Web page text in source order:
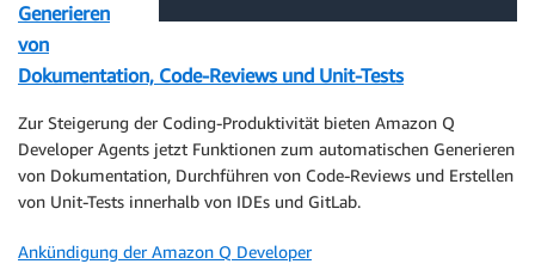
Generieren
von
Dokumentation, Code-Reviews und Unit-Tests
Zur Steigerung der Coding-Produktivität bieten Amazon Q
Developer Agents jetzt Funktionen zum automatischen Generieren
von Dokumentation, Durchführen von Code-Reviews und Erstellen
von Unit-Tests innerhalb von IDEs und GitLab.
Ankündigung der Amazon Q Developer